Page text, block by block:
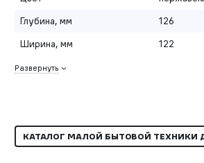
Глубина, мм
126
Ширина, мм
122
Развернуть
КАТАЛОГ МАЛОЙ БЫТОВОЙ ТЕХНИКИ